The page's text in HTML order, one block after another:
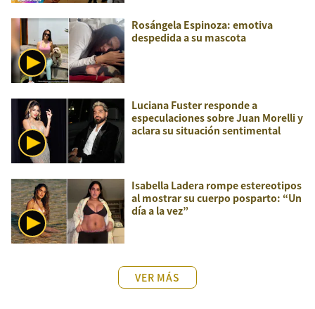
Rosángela Espinoza: emotiva
despedida a su mascota
Luciana Fuster responde a
especulaciones sobre Juan Morelli y
aclara su situación sentimental
Isabella Ladera rompe estereotipos
al mostrar su cuerpo posparto: “Un
día a la vez”
VER MÁS